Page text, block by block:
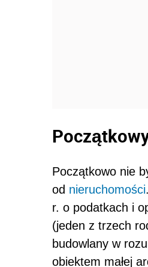
Początkowo nie
od nieruchomości
r. o podatkach i
(jeden z trzech
budowlany w
obiektem małej